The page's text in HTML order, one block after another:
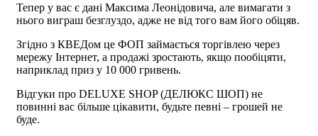
Тепер у вас є дані Максима Леонідовича, але вимагати з
нього виграш безглуздо, адже не від того вам його обіцяв.
Згідно з КВЕДом це ФОП займається торгівлею через
мережу Інтернет, а продажі зростають, якщо пообіцяти,
наприклад приз у 10 000 гривень.
Відгуки про DELUXE SHOP (ДЕЛЮКС ШОП) не
повинні вас більше цікавити, будьте певні – грошей не
буде.